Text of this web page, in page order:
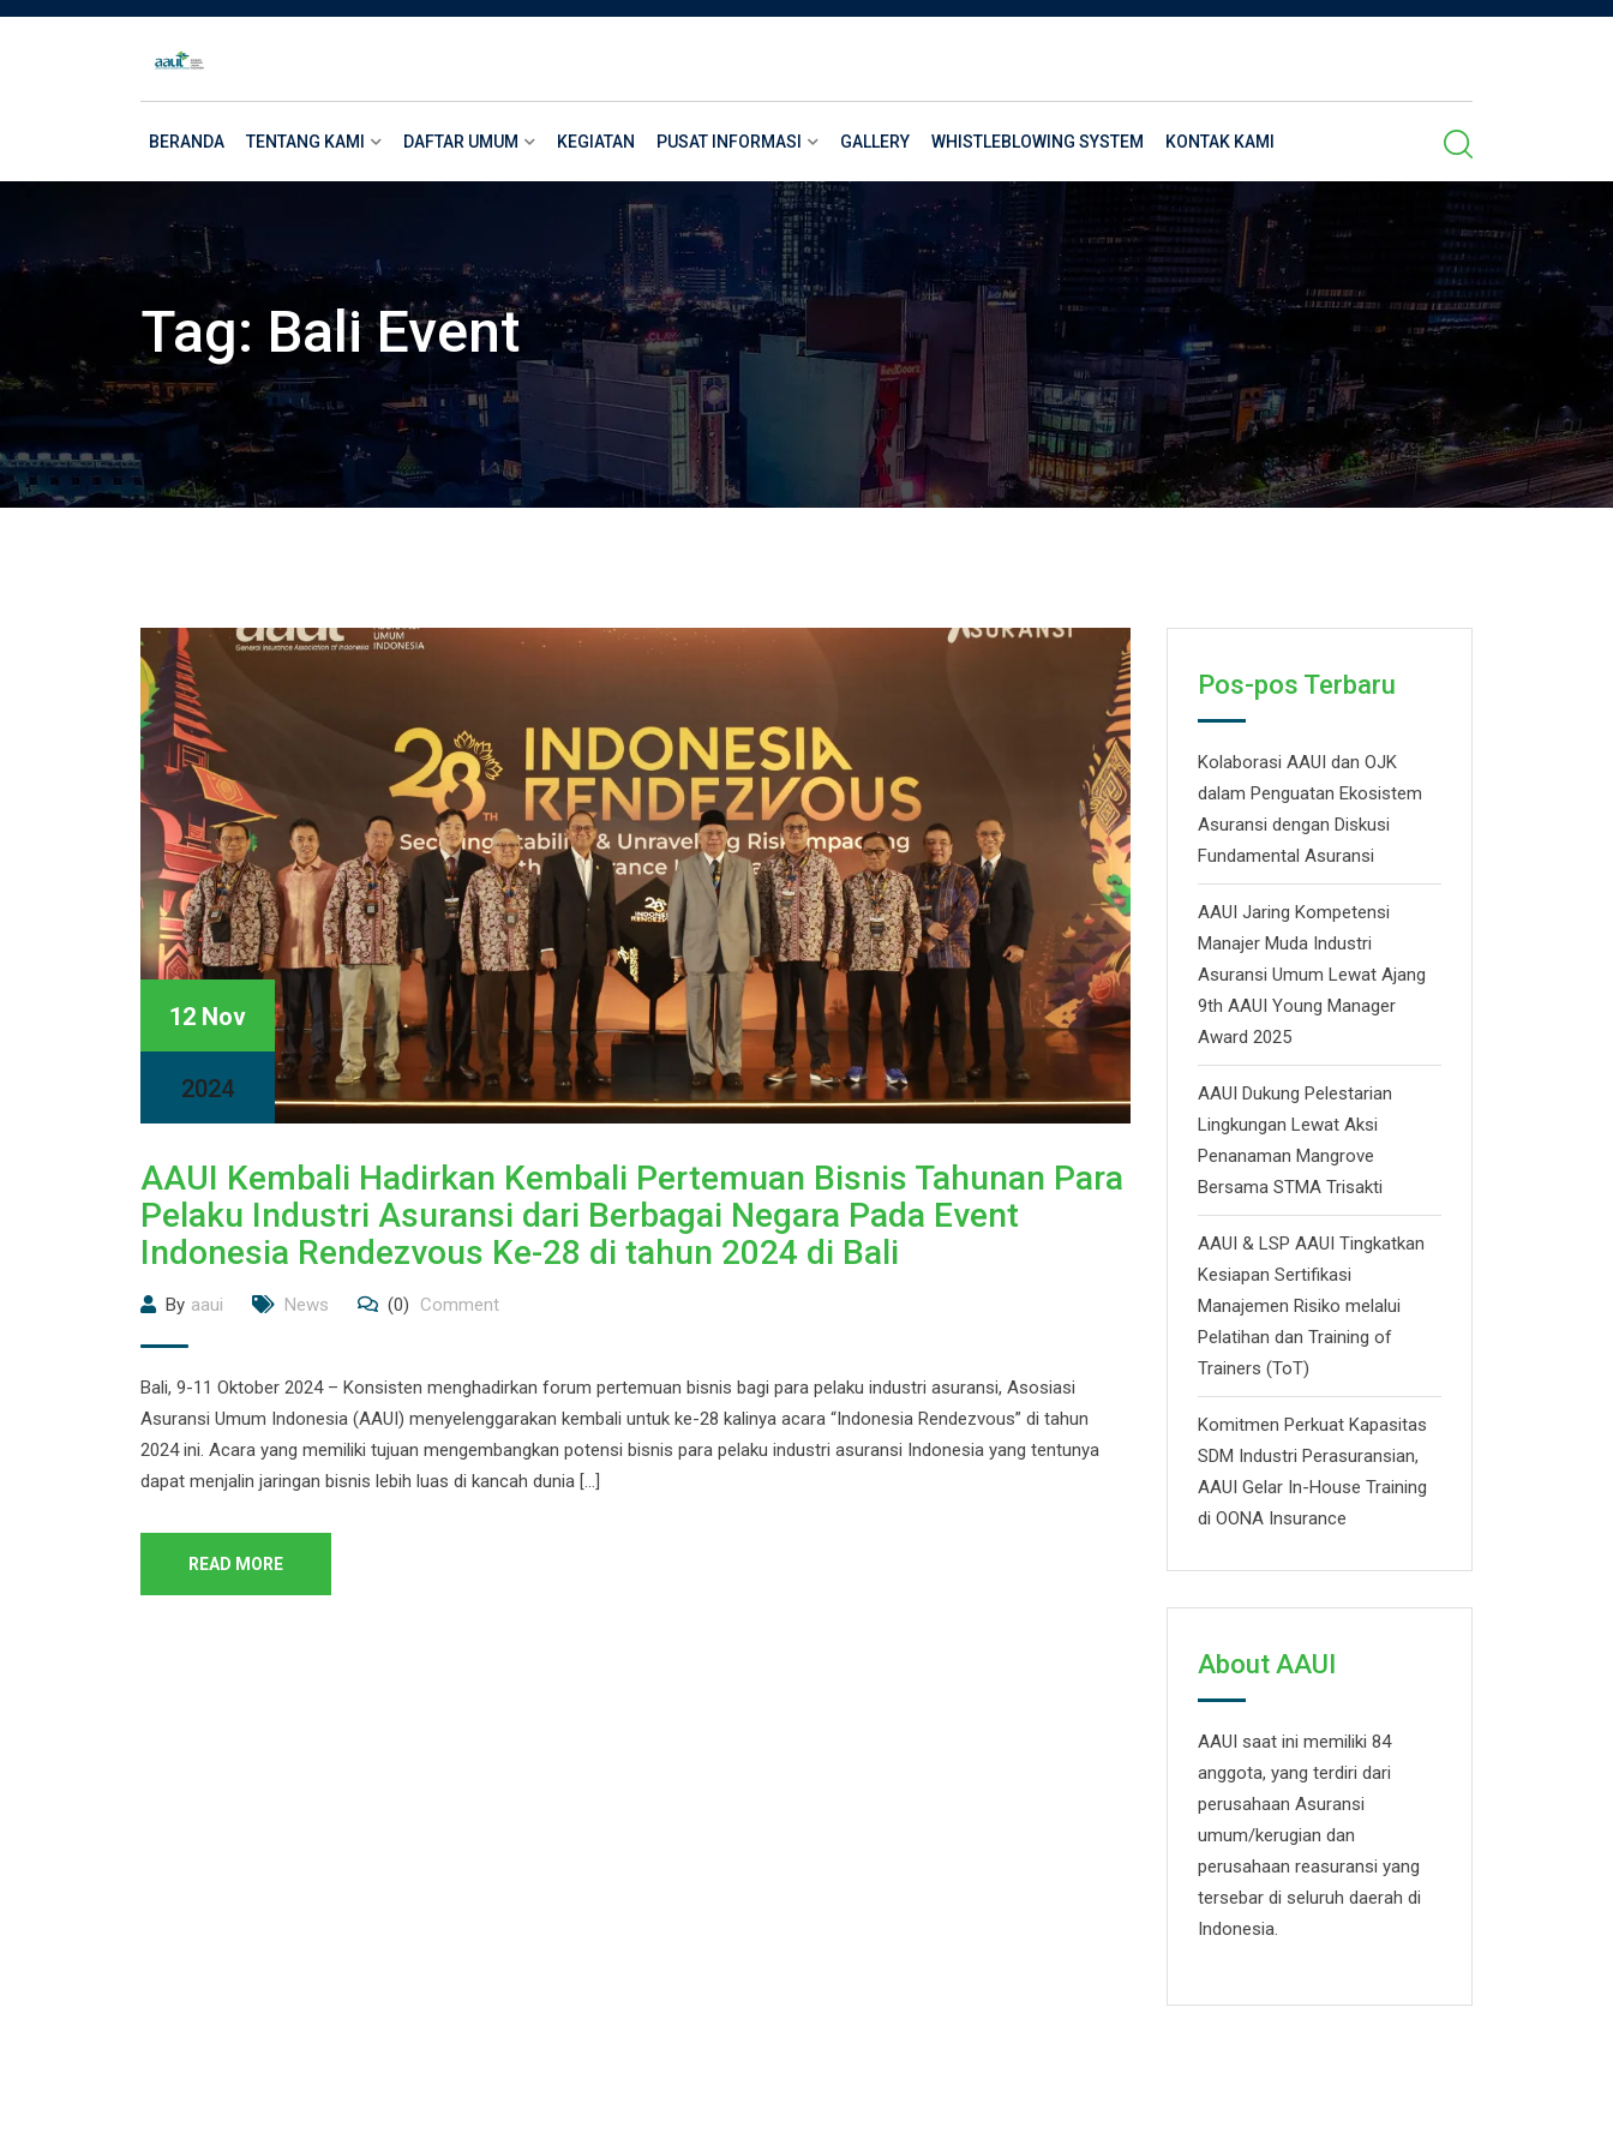
Skip
BERANDA TENTANG KAMI DAFTAR UMUM KEGIATAN PUSAT INFORMASI GALLERY WHISTLEBLOWING SYSTEM KONTAK KAMI
Tag: Bali Event
12 Nov
2024
AAUI Kembali Hadirkan Kembali Pertemuan Bisnis Tahunan Para
Pelaku Industri Asuransi dari Berbagai Negara Pada Event
Indonesia Rendezvous Ke-28 di tahun 2024 di Bali
By aaui News (0) Comment
Bali, 9-11 Oktober 2024 – Konsisten menghadirkan forum pertemuan bisnis bagi para pelaku industri asuransi, Asosiasi
Asuransi Umum Indonesia (AAUI) menyelenggarakan kembali untuk ke-28 kalinya acara “Indonesia Rendezvous” di tahun
2024 ini. Acara yang memiliki tujuan mengembangkan potensi bisnis para pelaku industri asuransi Indonesia yang tentunya
dapat menjalin jaringan bisnis lebih luas di kancah dunia […]
READ MORE
Pos-pos Terbaru
Kolaborasi AAUI dan OJK
dalam Penguatan Ekosistem
Asuransi dengan Diskusi
Fundamental Asuransi
AAUI Jaring Kompetensi
Manajer Muda Industri
Asuransi Umum Lewat Ajang
9th AAUI Young Manager
Award 2025
AAUI Dukung Pelestarian
Lingkungan Lewat Aksi
Penanaman Mangrove
Bersama STMA Trisakti
AAUI & LSP AAUI Tingkatkan
Kesiapan Sertifikasi
Manajemen Risiko melalui
Pelatihan dan Training of
Trainers (ToT)
Komitmen Perkuat Kapasitas
SDM Industri Perasuransian,
AAUI Gelar In-House Training
di OONA Insurance
About AAUI
AAUI saat ini memiliki 84
anggota, yang terdiri dari
perusahaan Asuransi
umum/kerugian dan
perusahaan reasuransi yang
tersebar di seluruh daerah di
Indonesia.